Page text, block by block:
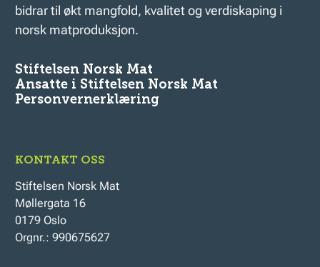
bidrar til økt mangfold, kvalitet og verdiskaping i
norsk matproduksjon.
Stiftelsen Norsk Mat
Ansatte i Stiftelsen Norsk Mat
Personvernerklæring
KONTAKT OSS
Stiftelsen Norsk Mat
Møllergata 16
0179 Oslo
Orgnr.: 990675627